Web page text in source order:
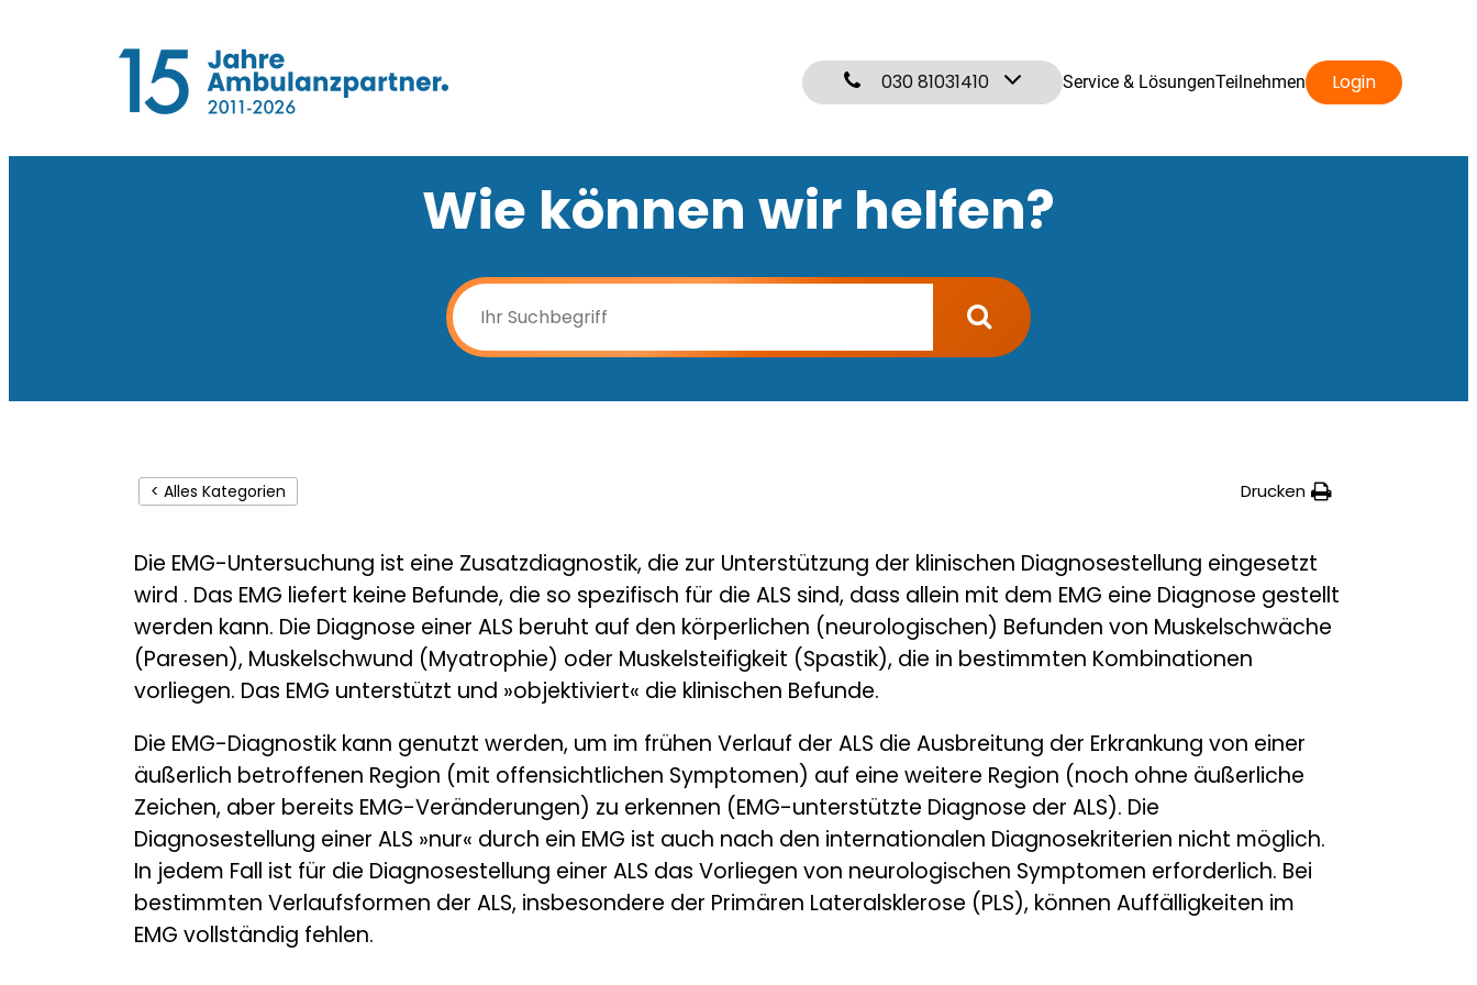
030 81031410 Service & LösungenTeilnehmen Login
Wie können wir helfen?
< Alles Kategorien Drucken
Die EMG-Untersuchung ist eine Zusatzdiagnostik, die zur Unterstützung der klinischen Diagnosestellung eingesetzt
wird . Das EMG liefert keine Befunde, die so spezifisch für die ALS sind, dass allein mit dem EMG eine Diagnose gestellt
werden kann. Die Diagnose einer ALS beruht auf den körperlichen (neurologischen) Befunden von Muskelschwäche
(Paresen), Muskelschwund (Myatrophie) oder Muskelsteifigkeit (Spastik), die in bestimmten Kombinationen
vorliegen. Das EMG unterstützt und »objektiviert« die klinischen Befunde.
Die EMG-Diagnostik kann genutzt werden, um im frühen Verlauf der ALS die Ausbreitung der Erkrankung von einer
äußerlich betroffenen Region (mit offensichtlichen Symptomen) auf eine weitere Region (noch ohne äußerliche
Zeichen, aber bereits EMG-Veränderungen) zu erkennen (EMG-unterstützte Diagnose der ALS). Die
Diagnosestellung einer ALS »nur« durch ein EMG ist auch nach den internationalen Diagnosekriterien nicht möglich.
In jedem Fall ist für die Diagnosestellung einer ALS das Vorliegen von neurologischen Symptomen erforderlich. Bei
bestimmten Verlaufsformen der ALS, insbesondere der Primären Lateralsklerose (PLS), können Auffälligkeiten im
EMG vollständig fehlen.